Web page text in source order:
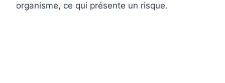
organisme, ce qui présente un risque.